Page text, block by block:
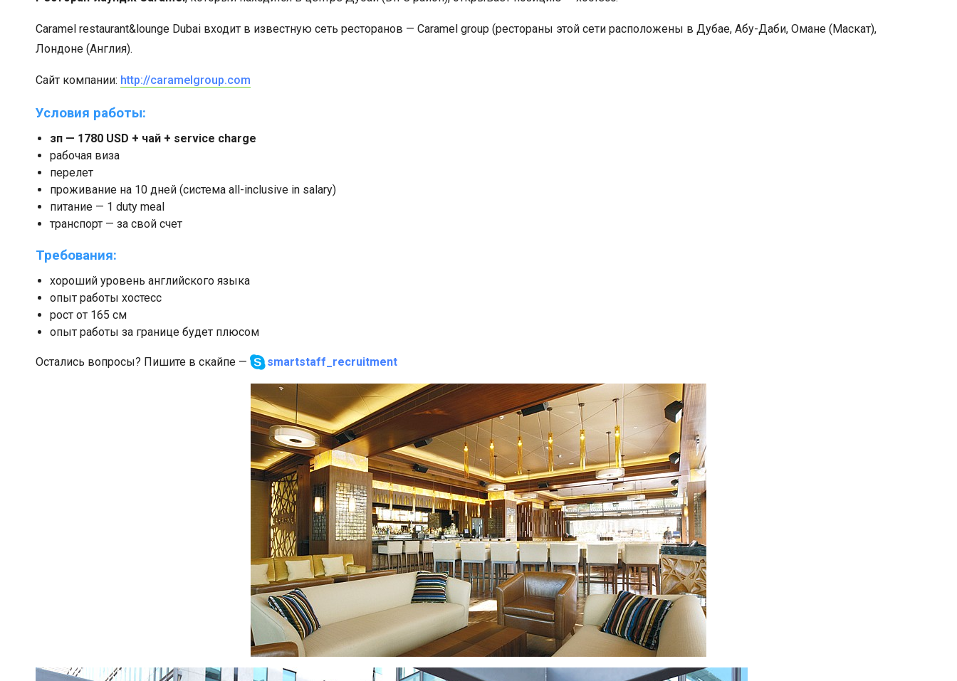
Caramel restaurant&lounge Dubai входит в известную сеть ресторанов — Caramel group (рестораны этой сети расположены в Дубае, Абу-Даби, Омане (Маскат),
Лондоне (Англия).
Сайт компании: http://caramelgroup.com
Условия работы:
зп — 1780 USD + чай + service charge
рабочая виза
перелет
проживание на 10 дней (cистема all-inclusive in salary)
питание — 1 duty meal
транспорт — за свой счет
Требования:
хороший уровень английского языка
опыт работы хостесс
рост от 165 см
опыт работы за границе будет плюсом
Остались вопросы? Пишите в скайпе — smartstaff_recruitment